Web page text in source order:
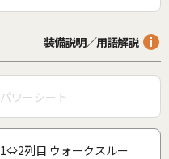
装備説明／用語解説
パワーシート
1⇔2列目 ウォークスルー